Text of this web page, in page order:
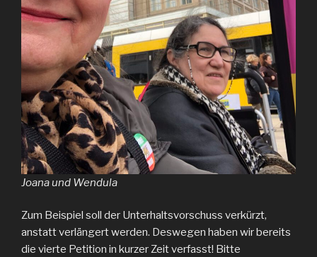
Joana und Wendula
Zum Beispiel soll der Unterhaltsvorschuss verkürzt,
anstatt verlängert werden. Deswegen haben wir bereits
die vierte Petition in kurzer Zeit verfasst! Bitte